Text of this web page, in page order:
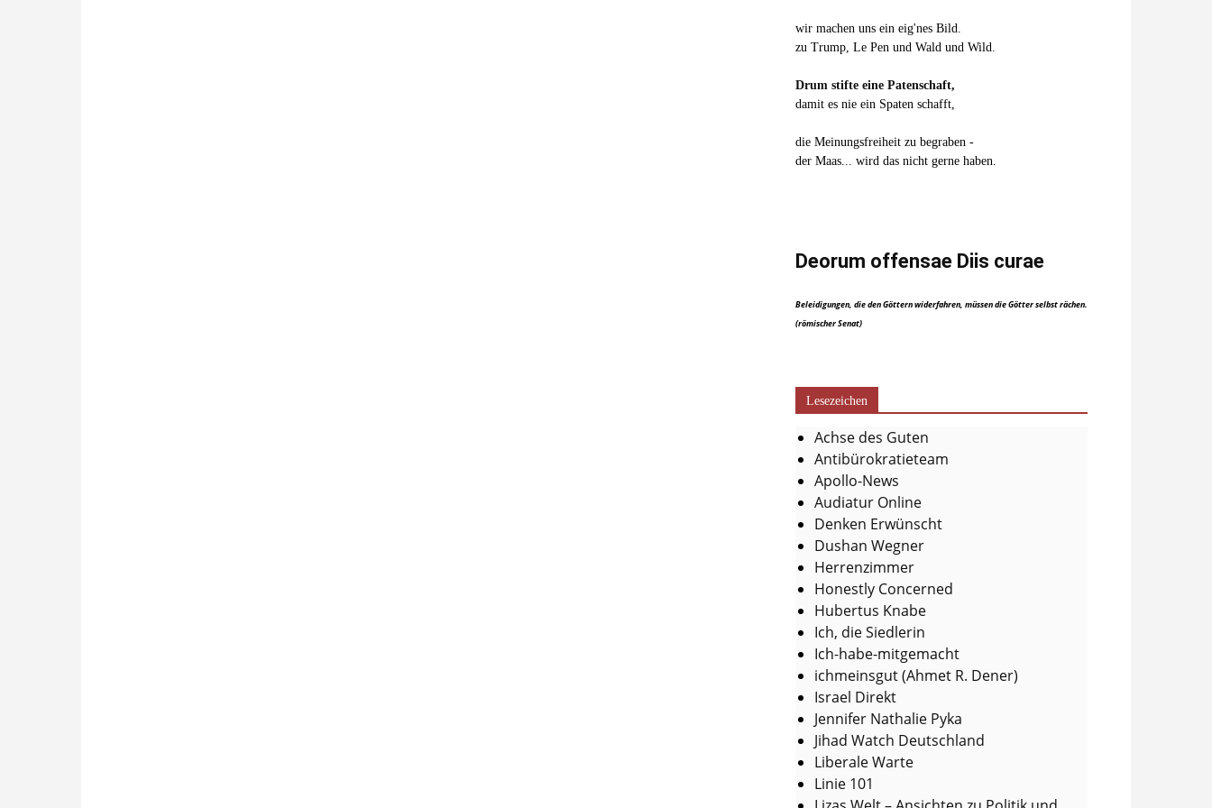
wir machen uns ein eig'nes Bild.
zu Trump, Le Pen und Wald und Wild.
Drum stifte eine Patenschaft,
damit es nie ein Spaten schafft,
die Meinungsfreiheit zu begraben -
der Maas... wird das nicht gerne haben.
Deorum offensae Diis curae
Beleidigungen, die den Göttern widerfahren, müssen die Götter selbst rächen.
(römischer Senat)
Lesezeichen
Achse des Guten
Antibürokratieteam
Apollo-News
Audiatur Online
Denken Erwünscht
Dushan Wegner
Herrenzimmer
Honestly Concerned
Hubertus Knabe
Ich, die Siedlerin
Ich-habe-mitgemacht
ichmeinsgut (Ahmet R. Dener)
Israel Direkt
Jennifer Nathalie Pyka
Jihad Watch Deutschland
Liberale Warte
Linie 101